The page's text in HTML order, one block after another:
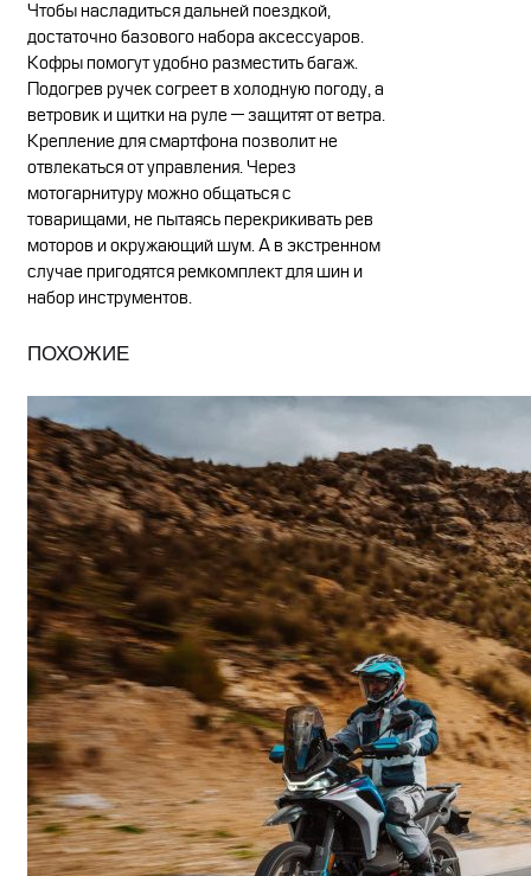
Чтобы насладиться дальней поездкой,
достаточно базового набора аксессуаров.
Кофры помогут удобно разместить багаж.
Подогрев ручек согреет в холодную погоду, а
ветровик и щитки на руле — защитят от ветра.
Крепление для смартфона позволит не
отвлекаться от управления. Через
мотогарнитуру можно общаться с
товарищами, не пытаясь перекрикивать рев
моторов и окружающий шум. А в экстренном
случае пригодятся ремкомплект для шин и
набор инструментов.
ПОХОЖИЕ